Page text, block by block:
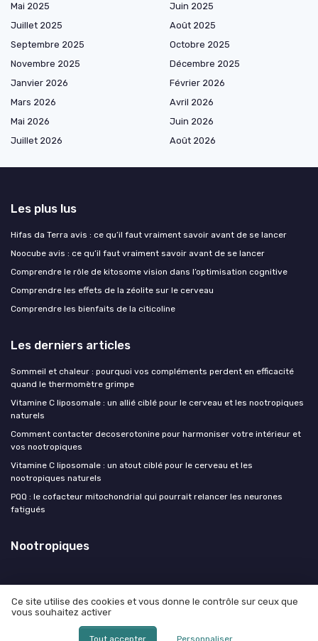
Mai 2025
Juin 2025
Juillet 2025
Août 2025
Septembre 2025
Octobre 2025
Novembre 2025
Décembre 2025
Janvier 2026
Février 2026
Mars 2026
Avril 2026
Mai 2026
Juin 2026
Juillet 2026
Août 2026
Les plus lus
Hifas da Terra avis : ce qu’il faut vraiment savoir avant de se lancer
Noocube avis : ce qu’il faut vraiment savoir avant de se lancer
Comprendre le rôle de kitosome vision dans l’optimisation cognitive
Comprendre les effets de la zéolite sur le cerveau
Comprendre les bienfaits de la citicoline
Les derniers articles
Sommeil et chaleur : pourquoi vos compléments perdent en efficacité
quand le thermomètre grimpe
Vitamine C liposomale : un allié ciblé pour le cerveau et les nootropiques
naturels
Comment contacter decoserotonine pour harmoniser votre intérieur et
vos nootropiques
Vitamine C liposomale : un atout ciblé pour le cerveau et les
nootropiques naturels
PQQ : le cofacteur mitochondrial qui pourrait relancer les neurones
fatigués
Nootropiques
Mentions légales
© Nootropiques 2026
Ce site utilise des cookies et vous donne le contrôle sur ceux que
vous souhaitez activer
Tout accepter Personnaliser